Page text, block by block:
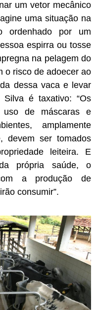
um vetor mecânico
uma situação na
ordenhado por um
espirra ou tosse
na pelagem do
o risco de adoecer ao
dessa vaca e levar
é taxativo: “Os
uso de máscaras e
amplamente
devem ser tomados
leiteira. E
própria saúde, o
a produção de
consumir”.